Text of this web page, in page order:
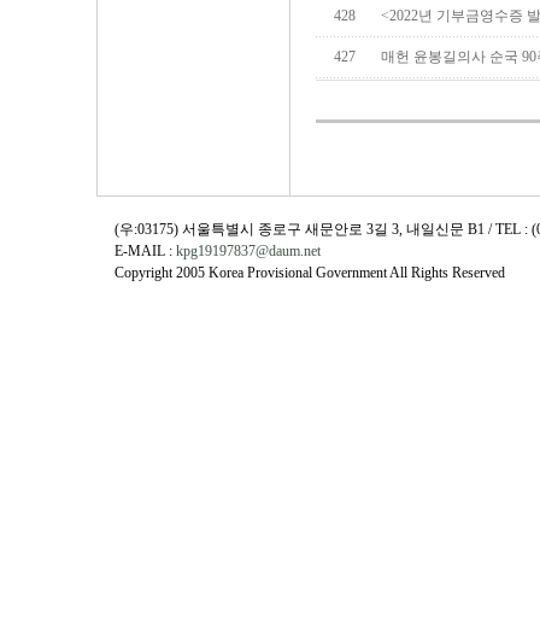
428 <2022년 기부금영수증
427 매헌 윤봉길의사 순국
(우:03175) 서울특별시 종로구 새문안로 3길 3, 내일신문 B1 / TEL :
E-MAIL : kpg19197837@daum.net
Copyright 2005 Korea Provisional Government All Rights Reserved